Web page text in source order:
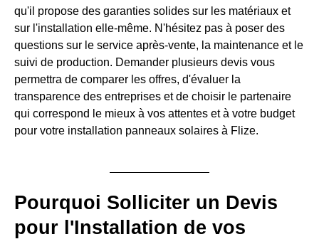
qu'il propose des garanties solides sur les matériaux et
sur l'installation elle-même. N'hésitez pas à poser des
questions sur le service après-vente, la maintenance et le
suivi de production. Demander plusieurs devis vous
permettra de comparer les offres, d'évaluer la
transparence des entreprises et de choisir le partenaire
qui correspond le mieux à vos attentes et à votre budget
pour votre installation panneaux solaires à Flize.
Pourquoi Solliciter un Devis
pour l'Installation de vos